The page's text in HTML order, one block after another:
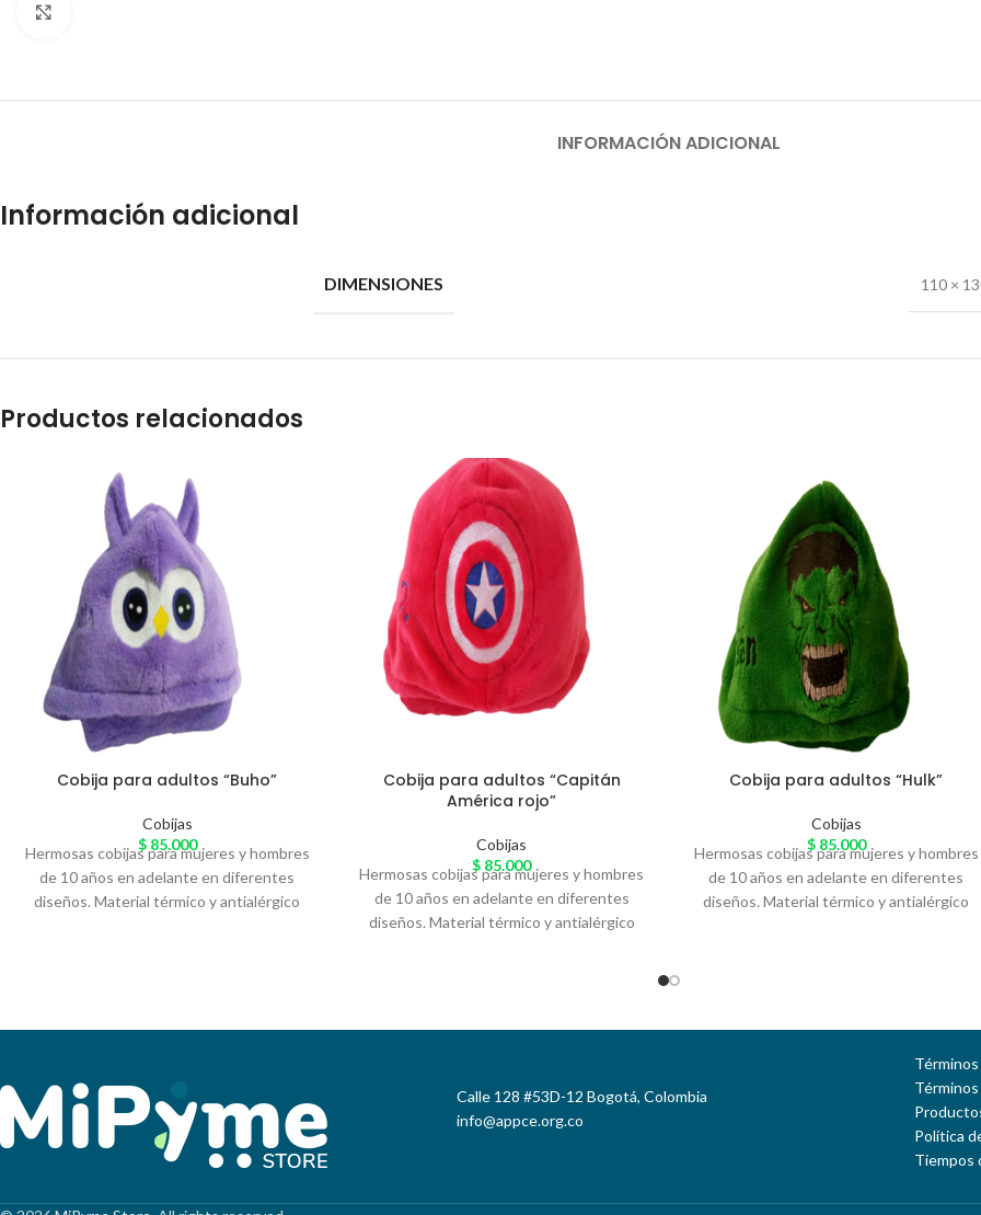
INFORMACIÓN ADICIONAL
Información adicional
DIMENSIONES 110 ×
Productos relacionados
Cobija para adultos “Buho”
Cobijas
$85.000
Hermosas cobijas para mujeres y hombres
de 10 años en adelante en diferentes
diseños. Material térmico y antialérgico
Cobija para adultos “Capitán
América rojo”
Cobijas
$ 85.000
Hermosas cobijas para mujeres y hombres
de 10 años en adelante en diferentes
diseños. Material térmico y antialérgico
Cobija para adultos “Hulk”
Cobijas
$85.000
Hermosas cobijas para mujeres y hombres
de 10 años en adelante en diferentes
diseños. Material térmico y antialérgico
Calle 128 #53D-12 Bogotá, Colombia
info@appce.org.co
Política
Tiempos